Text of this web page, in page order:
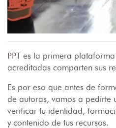
PPT es la primera
acreditadas comparten sus
Es por eso que antes de
de autoras, vamos a pedirte
verificar tu identidad,
y contenido de tus recursos.